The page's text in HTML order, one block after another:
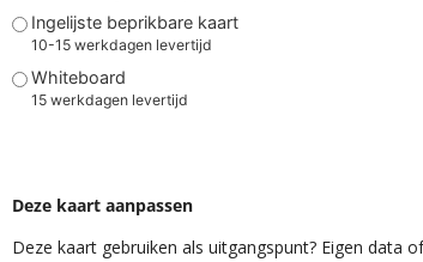
Ingelijste beprikbare kaart
10-15 werkdagen levertijd
Whiteboard
15 werkdagen levertijd
Deze kaart aanpassen
Deze kaart gebruiken als uitgangspunt? Eigen data